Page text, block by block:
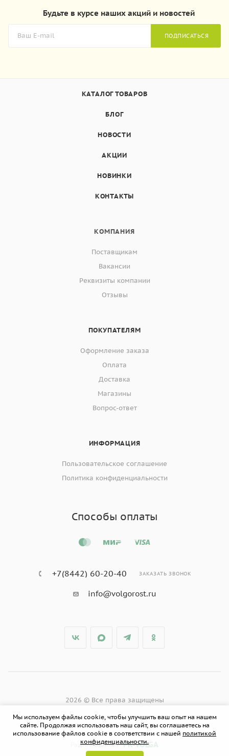
Будьте в курсе наших акций и новостей
ПОДПИСАТЬСЯ
КАТАЛОГ ТОВАРОВ
БЛОГ
НОВОСТИ
АКЦИИ
НОВИНКИ
КОНТАКТЫ
КОМПАНИЯ
Поставщикам
Вакансии
Реквизиты компании
Отзывы
ПОКУПАТЕЛЯМ
Оформление заказа
Оплата
Доставка
Магазины
Вопрос-ответ
ИНФОРМАЦИЯ
Пользовательское соглашение
Политика конфиденциальности
Способы оплаты
+7(8442) 60-20-40 ЗАКАЗАТЬ ЗВОНОК
info@volgorost.ru
2026 © Все права защищены
Разработано в PR-VOLGA
Мы используем файлы cookie, чтобы улучшить ваш опыт на нашем
сайте. Продолжая использовать наш сайт, вы соглашаетесь на
использование файлов cookie в соответствии с нашей политикой
конфиденциальности.